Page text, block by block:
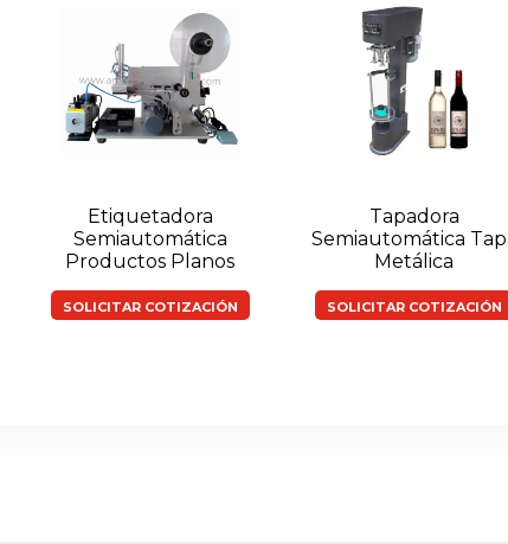
Etiquetadora
Semiautomática
Productos Planos
SOLICITAR COTIZACIÓN
Tapadora
Semiautomática
Metálica
SOLICITAR COTIZACIÓN